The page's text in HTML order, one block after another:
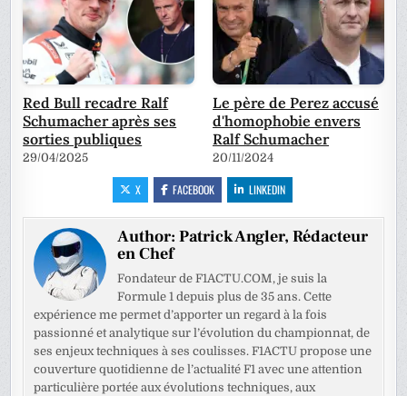
Red Bull recadre Ralf
Schumacher après ses
sorties publiques
29/04/2025
Le père de Perez accusé
d'homophobie envers
Ralf Schumacher
20/11/2024
X FACEBOOK LINKEDIN
Author:Patrick Angler, Rédacteur
en Chef
Fondateur de F1ACTU.COM, je suis la
Formule 1 depuis plus de 35 ans. Cette
expérience me permet d’apporter un regard à la fois
passionné et analytique sur l’évolution du championnat, de
ses enjeux techniques à ses coulisses. F1ACTU propose une
couverture quotidienne de l’actualité F1 avec une attention
particulière portée aux évolutions techniques, aux